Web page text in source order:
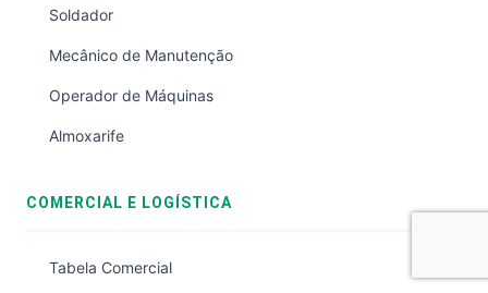
Soldador
Mecânico de Manutenção
Operador de Máquinas
Almoxarife
COMERCIAL E LOGÍSTICA
Tabela Comercial